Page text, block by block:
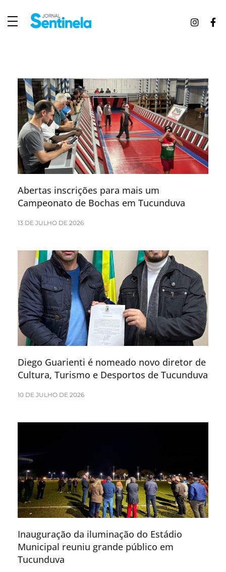
Abertas inscrições para mais um
Campeonato de Bochas em Tucunduva
13 DE JULHO DE 2026
Diego Guarienti é nomeado novo diretor de
Cultura, Turismo e Desportos de Tucunduva
10 DE JULHO DE 2026
Inauguração da iluminação do Estádio
Municipal reuniu grande público em
Tucunduva